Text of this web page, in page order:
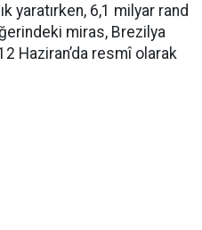
yaratırken, 6,1 milyar rand
miras, Brezilya
Haziran’da resmî olarak